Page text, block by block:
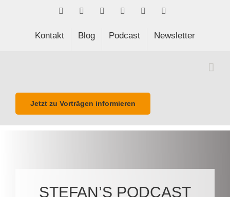
FacebookLinkedIn Spotify
Kontakt Blog Podcast Newsletter
Jetzt zu Vorträgen informieren
STEFAN’S PODCAST